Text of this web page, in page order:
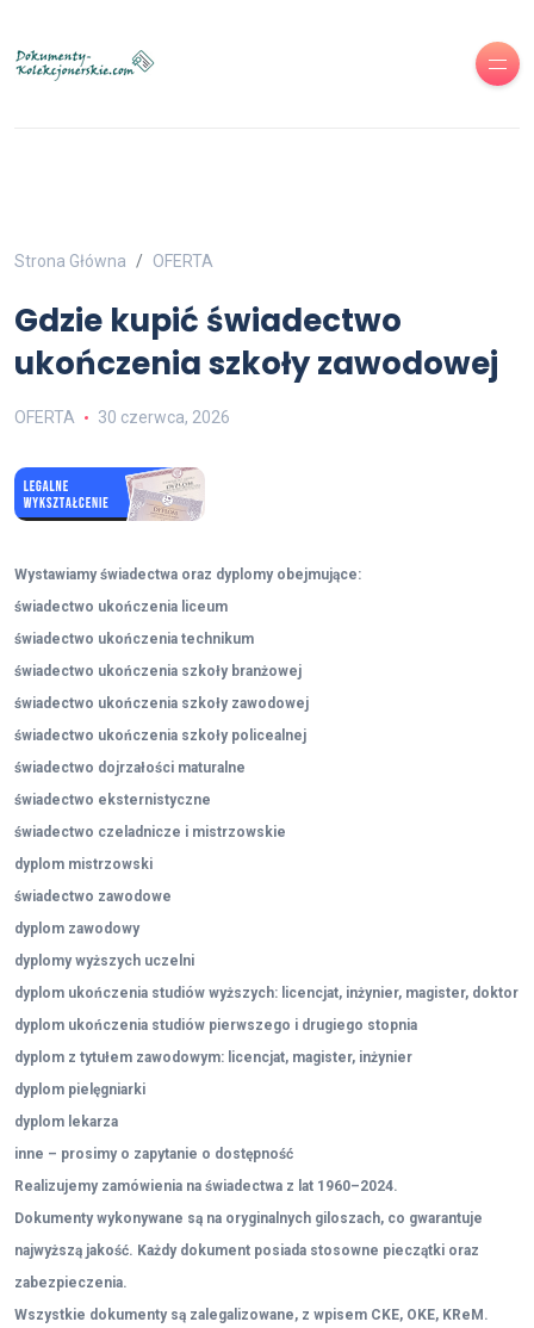
Strona Główna OFERTA
Gdzie kupić świadectwo
ukończenia szkoły zawodowej
OFERTA 30 czerwca, 2026
Wystawiamy świadectwa oraz dyplomy obejmujące:
świadectwo ukończenia liceum
świadectwo ukończenia technikum
świadectwo ukończenia szkoły branżowej
świadectwo ukończenia szkoły zawodowej
świadectwo ukończenia szkoły policealnej
świadectwo dojrzałości maturalne
świadectwo eksternistyczne
świadectwo czeladnicze i mistrzowskie
dyplom mistrzowski
świadectwo zawodowe
dyplom zawodowy
dyplomy wyższych uczelni
dyplom ukończenia studiów wyższych: licencjat, inżynier, magister, doktor
dyplom ukończenia studiów pierwszego i drugiego stopnia
dyplom z tytułem zawodowym: licencjat, magister, inżynier
dyplom pielęgniarki
dyplom lekarza
inne – prosimy o zapytanie o dostępność
Realizujemy zamówienia na świadectwa z lat 1960–2024.
Dokumenty wykonywane są na oryginalnych giloszach, co gwarantuje
najwyższą jakość. Każdy dokument posiada stosowne pieczątki oraz
zabezpieczenia.
Wszystkie dokumenty są zalegalizowane, z wpisem CKE, OKE, KReM.